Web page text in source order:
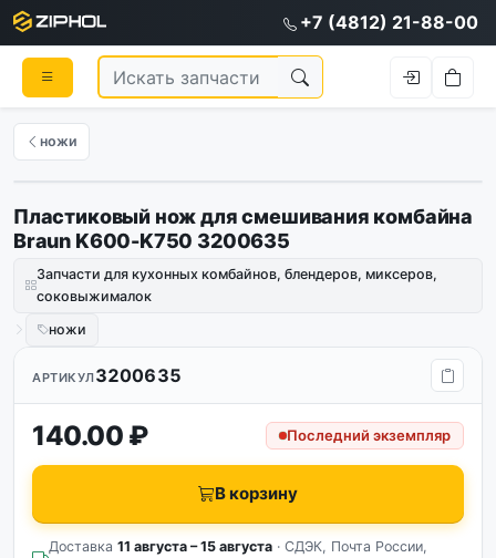
+7 (4812) 21-88-00
ножи
Пластиковый нож для смешивания комбайна
Braun K600-K750 3200635
Запчасти для кухонных комбайнов, блендеров, миксеров,
соковыжималок
ножи
АРТИКУЛ3200635
140.00 ₽ Последний экземпляр
В корзину
Доставка 11 августа – 15 августа · СДЭК, Почта России,